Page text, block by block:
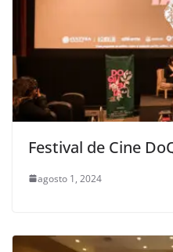
Festival de Cine
agosto 1, 2024